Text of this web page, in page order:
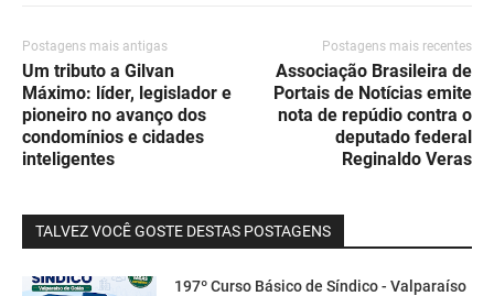
Postagens mais antigas
Um tributo a Gilvan
Máximo: líder, legislador e
pioneiro no avanço dos
condomínios e cidades
inteligentes
Postagens mais recentes
Associação Brasileira de
Portais de Notícias emite
nota de repúdio contra o
deputado federal
Reginaldo Veras
TALVEZ VOCÊ GOSTE DESTAS POSTAGENS
197º Curso Básico de Síndico - Valparaíso